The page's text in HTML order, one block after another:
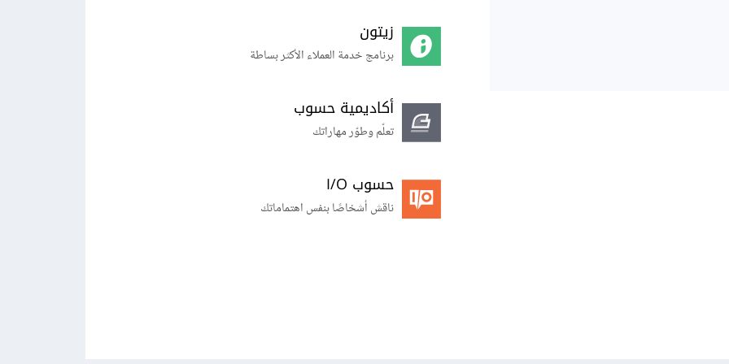
زيتون
برنامج خدمة العملاء الأكثر بساطة
أكاديمية حسوب
تعلّم وطوّر مهاراتك
حسوب I/O
ناقش أشخاصًا بنفس اهتماماتك